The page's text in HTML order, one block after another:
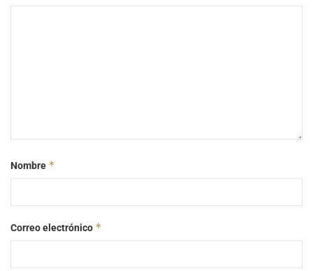
Nombre *
Correo electrónico *